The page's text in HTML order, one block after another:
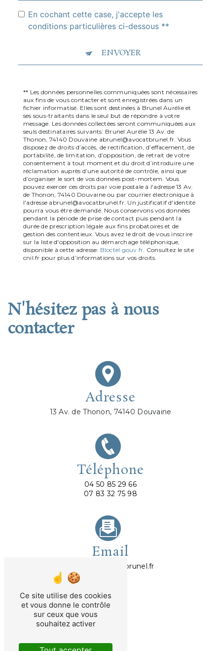
En cochant cette case, j'accepte les
conditions particulières ci-dessous **
ENVOYER
** Les données personnelles communiquées sont nécessaires
aux fins de vous contacter et sont enregistrées dans un
fichier informatisé. Elles sont destinées à Brunel Aurélie et
ses sous-traitants dans le seul but de répondre à votre
message. Les données collectées seront communiquées aux
seuls destinataires suivants: Brunel Aurélie 13 Av. de
Thonon, 74140 Douvaine abrunel@avocatbrunel.fr. Vous
disposez de droits d’accès, de rectification, d’effacement, de
portabilité, de limitation, d’opposition, de retrait de votre
consentement à tout moment et du droit d’introduire une
réclamation auprès d’une autorité de contrôle, ainsi que
d’organiser le sort de vos données post-mortem. Vous
pouvez exercer ces droits par voie postale à l'adresse 13 Av.
de Thonon, 74140 Douvaine ou par courrier électronique à
l'adresse abrunel@avocatbrunel.fr. Un justificatif d'identité
pourra vous être demandé. Nous conservons vos données
pendant la période de prise de contact puis pendant la
durée de prescription légale aux fins probatoires et de
gestion des contentieux. Vous avez le droit de vous inscrire
sur la liste d'opposition au démarchage téléphonique,
disponible à cette adresse: Bloctel.gouv.fr. Consultez le site
cnil.fr pour plus d’informations sur vos droits.
N'hésitez pas à nous
contacter
Adresse
13 Av. de Thonon, 74140 Douvaine
Téléphone
04 50 85 29 66
07 83 32 75 98
Email
abrunel@avocatbrunel.fr
Ce site utilise des cookies
et vous donne le contrôle
sur ceux que vous
souhaitez activer